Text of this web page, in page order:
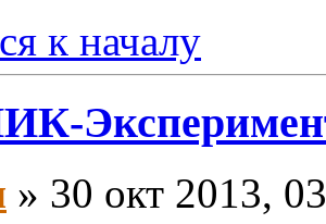
к началу
» 30 окт 2013,